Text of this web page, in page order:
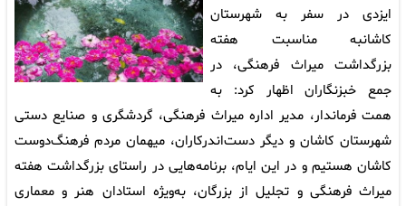
ایزدی در سفر به شهرستان
کاشانبه مناسبت هفته
بزرگداشت میراث فرهنگی، در
جمع خبزنگاران اظهار کرد: به
همت فرماندار، مدیر اداره میراث فرهنگی، گردشگری و صنایع دستی
شهرستان کاشان و دیگر دست‌اندرکاران، میهمان مردم فرهنگ‌دوست
کاشان هستیم و در این ایام، برنامه‌هایی در راستای بزرگداشت هفته
میراث فرهنگی و تجلیل از بزرگان، به‌ویژه استادان هنر و معماری